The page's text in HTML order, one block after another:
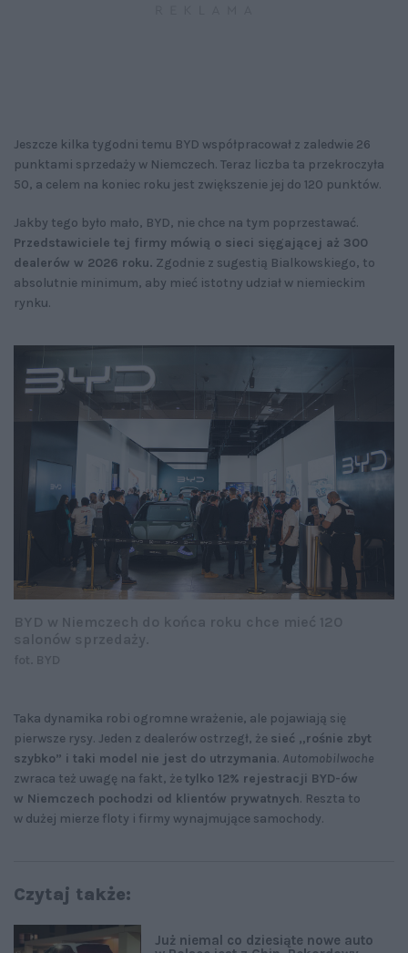
Jeszcze kilka tygodni temu BYD współpracował z zaledwie 26
punktami sprzedaży w Niemczech. Teraz liczba ta przekroczyła
50, a celem na koniec roku jest zwiększenie jej do 120 punktów.
Jakby tego było mało, BYD, nie chce na tym poprzestawać.
Przedstawiciele tej firmy mówią o sieci sięgającej aż 300
dealerów w 2026 roku. Zgodnie z sugestią Bialkowskiego, to
absolutnie minimum, aby mieć istotny udział w niemieckim
rynku.
Taka dynamika robi ogromne wrażenie, ale pojawiają się
pierwsze rysy. Jeden z dealerów ostrzegł, że sieć „rośnie zbyt
szybko” i taki model nie jest do utrzymania. Automobilwoche
zwraca też uwagę na fakt, że tylko 12% rejestracji BYD-ów
w Niemczech pochodzi od klientów prywatnych. Reszta to
w dużej mierze floty i firmy wynajmujące samochody.
Czytaj także:
Już niemal co dziesiąte nowe auto